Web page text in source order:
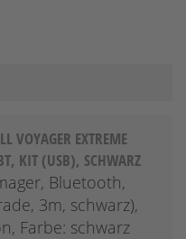
VOYAGER EXTREME
KIT (USB), SCHWARZ
Bluetooth,
3m, schwarz),
Farbe: schwarz